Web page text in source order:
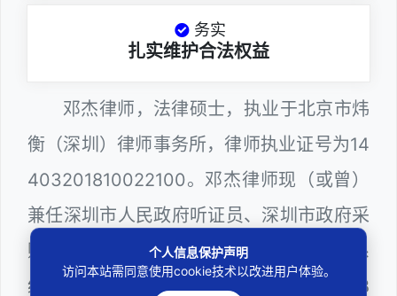
务实
扎实维护合法权益
邓杰律师，法律硕士，执业于北京市炜
衡（深圳）律师事务所，律师执业证号为14
403201810022100。邓杰律师现（或曾）
兼任深圳市人民政府听证员、深圳市政府采
购评审专家（法律类）、深圳市某区政府系
统公职律师、计算机信息网络安全员、WEB
个人信息保护声明
访问本站需同意使用cookie技术以改进用户体验。